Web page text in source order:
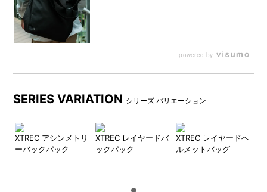
powered by
SERIES VARIATION シリーズ バリエーション
XTREC アシンメトリ
ーバックパック
XTREC レイヤードバ
ックパック
XTREC レイヤードヘ
ルメットバッグ